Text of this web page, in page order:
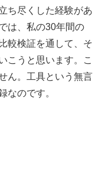
ち尽くした経験があ
は、私の30年間の
較検証を通して、そ
こうと思います。こ
ん。工具という無言
なのです。